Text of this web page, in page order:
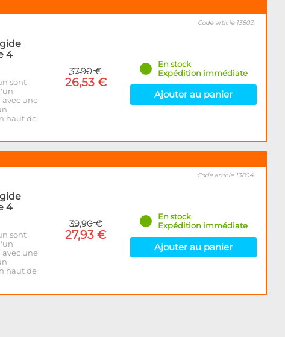
4
sont
une
haut de
37,90 €
26,53 €
Code article 13802
En stock
Expédition immédiate
Ajouter au panier
4
sont
une
haut de
39,90 €
27,93 €
Code article 13804
En stock
Expédition immédiate
Ajouter au panier